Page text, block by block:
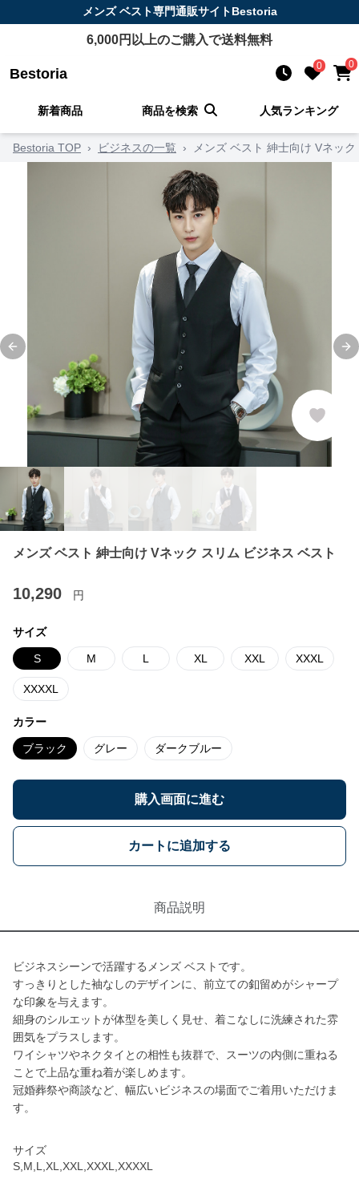
メンズ ベスト専門通販サイトBestoria
6,000円以上のご購入で送料無料
Bestoria 0 0
新着商品 商品を検索 人気ランキング
Bestoria TOP › ビジネスの一覧 › メンズ ベスト 紳士向け Vネッ
Previous slide
メンズ ベスト 紳士向け Vネック スリム ビジネス ベスト
10,290 円
サイズ
S M L XL XXL XXXL
XXXXL
カラー
ブラック グレー ダークブルー
購入画面に進む
カートに追加する
商品説明
ビジネスシーンで活躍するメンズ ベストです。
すっきりとした袖なしのデザインに、前立ての釦留めがシャープ
な印象を与えます。
細身のシルエットが体型を美しく見せ、着こなしに洗練された雰
囲気をプラスします。
ワイシャツやネクタイとの相性も抜群で、スーツの内側に重ねる
ことで上品な重ね着が楽しめます。
冠婚葬祭や商談など、幅広いビジネスの場面でご着用いただけま
す。
サイズ
S,M,L,XL,XXL,XXXL,XXXXL